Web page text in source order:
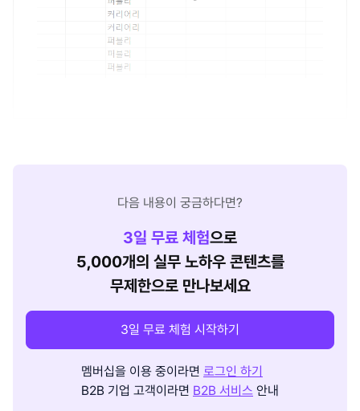
다음 내용이 궁금하다면?
3일 무료 체험으로
5,000개의 실무 노하우 콘텐츠를
무제한으로 만나보세요
3일 무료 체험 시작하기
멤버십을 이용 중이라면 로그인 하기
B2B 기업 고객이라면 B2B 서비스 안내